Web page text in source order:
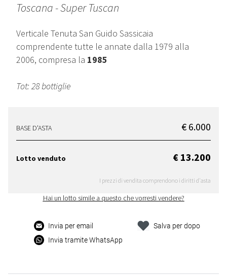
Toscana - Super Tuscan
Verticale Tenuta San Guido Sassicaia
comprendente tutte le annate dalla 1979 alla
2006, compresa la 1985
Tot: 28 bottiglie
BASE D'ASTA € 6.000
Lotto venduto € 13.200
I prezzi di vendita comprendono i diritti d'asta
Hai un lotto simile a questo che vorresti vendere?
Invia per email
Invia tramite WhatsApp
Salva per dopo